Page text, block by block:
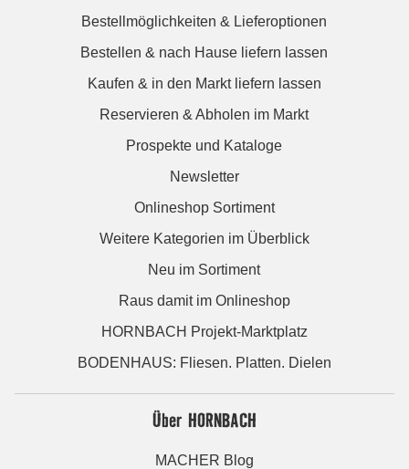
Bestellmöglichkeiten & Lieferoptionen
Bestellen & nach Hause liefern lassen
Kaufen & in den Markt liefern lassen
Reservieren & Abholen im Markt
Prospekte und Kataloge
Newsletter
Onlineshop Sortiment
Weitere Kategorien im Überblick
Neu im Sortiment
Raus damit im Onlineshop
HORNBACH Projekt-Marktplatz
BODENHAUS: Fliesen. Platten. Dielen
Über HORNBACH
MACHER Blog